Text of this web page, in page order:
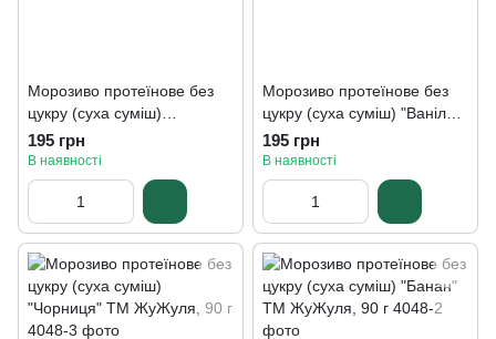
Морозиво протеїнове без
цукру (суха суміш)
"Полуниця" ЖуЖуля, 90 г
195 грн
В наявності
Морозиво протеїнове без
цукру (суха суміш) "Ваніль",
ТМ ЖуЖуля, 90 г
195 грн
В наявності